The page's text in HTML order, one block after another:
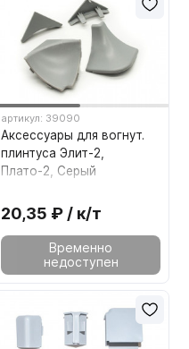
артикул: 39090
Аксессуары для вогнут.
плинтуса Элит-2,
Плато-2, Серый
20,35 ₽ / к/т
Временно
недоступен